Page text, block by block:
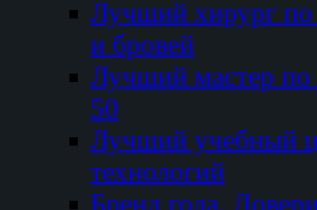
Лучший хирург по
и бровей
Лучший мастер
50
Лучший
технологий
Бренд года.